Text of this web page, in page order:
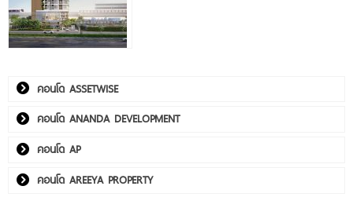
คอนโด ASSETWISE
คอนโด ANANDA DEVELOPMENT
คอนโด AP
คอนโด AREEYA PROPERTY